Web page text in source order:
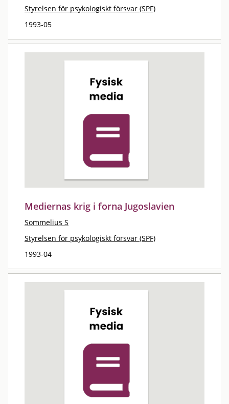
Styrelsen för psykologiskt försvar (SPF)
1993-05
Mediernas krig i forna Jugoslavien
Sommelius S
Styrelsen för psykologiskt försvar (SPF)
1993-04